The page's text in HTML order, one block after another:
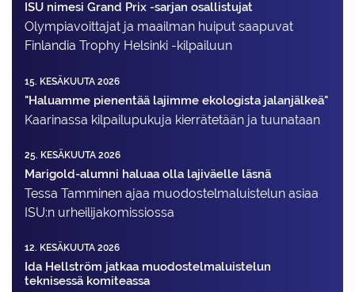
ISU nimesi Grand Prix -sarjan osallistujat
Olympiavoittajat ja maailman huiput saapuvat
Finlandia Trophy Helsinki -kilpailuun
15. KESÄKUUTA 2026
"Haluamme pienentää lajimme ekologista jalanjälkeä"
Kaarinassa kilpailupukuja kierrätetään ja tuunataan
25. KESÄKUUTA 2026
Marigold-alumni haluaa olla lajiväelle läsnä
Tessa Tamminen ajaa muodostelma­luistelun asiaa
ISU:n urheilija­komissiossa
12. KESÄKUUTA 2026
Ida Hellström jatkaa muodostelmaluistelun
teknisessä komiteassa